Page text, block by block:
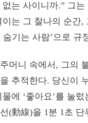
는 사이니까.” 그
는 그 찰나의 순간,
숨기는 사람’으로 규
머니 속에서, 그의
추적한다. 당신이
에 ‘좋아요’를 눌
(動線)을 1분 1초 단